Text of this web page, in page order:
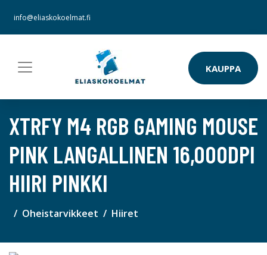
info@eliaskokoelmat.fi
KAUPPA
XTRFY M4 RGB GAMING MOUSE
PINK LANGALLINEN 16,000DPI
HIIRI PINKKI
Oheistarvikkeet Hiiret